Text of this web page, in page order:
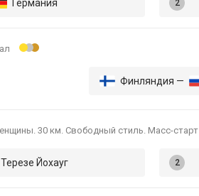
Германия
Финляндия —
30 км. Свободный стиль. Масс-старт
Терезе Йохауг